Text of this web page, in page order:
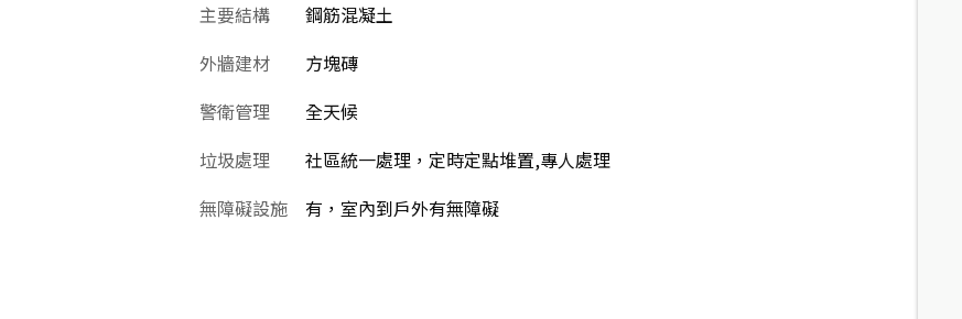
主要結構
鋼筋混凝土
外牆建材
方塊磚
警衛管理
全天候
垃圾處理
社區統一處理，定時定點堆置,專人處理
無障礙設施
有，室內到戶外有無障礙